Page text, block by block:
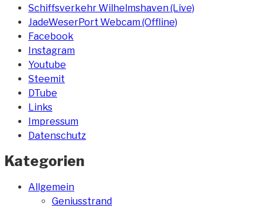
Schiffsverkehr Wilhelmshaven (Live)
JadeWeserPort Webcam (Offline)
Facebook
Instagram
Youtube
Steemit
DTube
Links
Impressum
Datenschutz
Kategorien
Allgemein
Geniusstrand